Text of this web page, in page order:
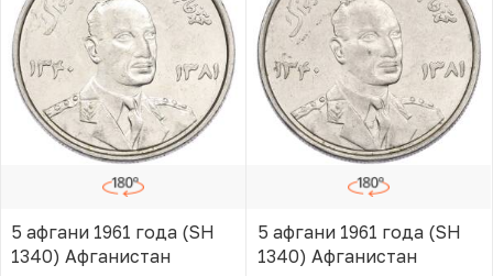
5 афгани 1961 года (SH
1340) Афганистан
5 афгани 1961 года (SH
1340) Афганистан